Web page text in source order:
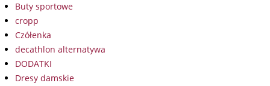
Buty sportowe
cropp
Czółenka
decathlon alternatywa
DODATKI
Dresy damskie